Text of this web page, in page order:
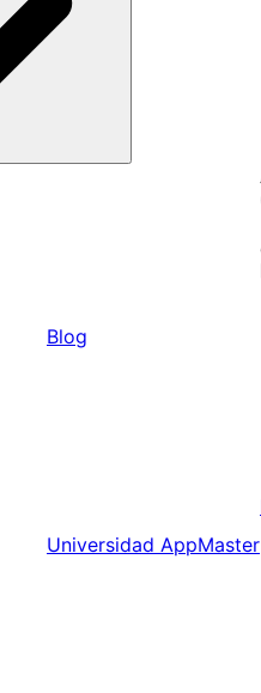
Blog
Universidad AppMaster